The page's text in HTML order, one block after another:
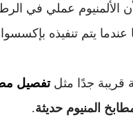
الألمنيوم عملي في
يتم تنفيذه
قريبة جدًا مثل تفصيل
المنيوم حديثة.